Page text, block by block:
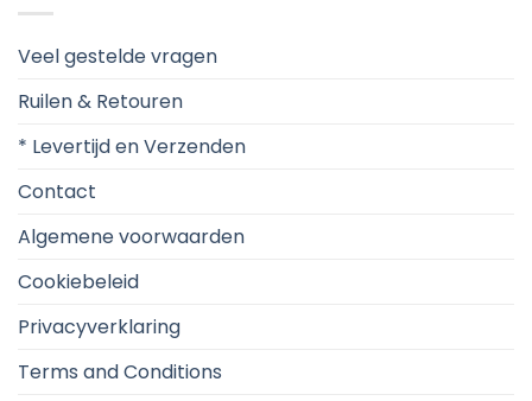
Veel gestelde vragen
Ruilen & Retouren
* Levertijd en Verzenden
Contact
Algemene voorwaarden
Cookiebeleid
Privacyverklaring
Terms and Conditions